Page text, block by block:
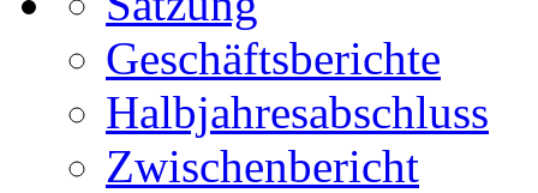
Geschäftsberichte
Halbjahresabschluss
Zwischenbericht